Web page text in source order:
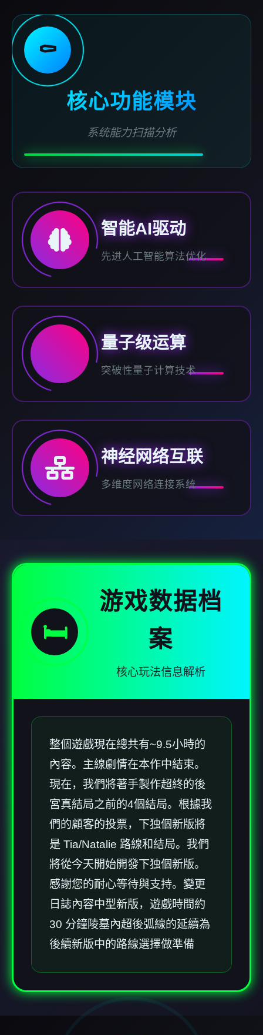
⚰️
核心功能模块
系统能力扫描分析
智能AI驱动
先进人工智能算法优化
量子级运算
突破性量子计算技术
神经网络互联
多维度网络连接系统
🛏️
游戏数据档
案
核心玩法信息解析
整個遊戲現在總共有~9.5小時的
內容。主線劇情在本作中結束。
現在，我們將著手製作超終的後
宮真結局之前的4個結局。根據我
們的顧客的投票，下独個新版將
是 Tia/Natalie 路線和結局。我們
將從今天開始開發下独個新版。
感謝您的耐心等待與支持。變更
日誌內容中型新版，遊戲時間約
30 分鐘陵墓內超後弧線的延續為
後續新版中的路線選擇做準備